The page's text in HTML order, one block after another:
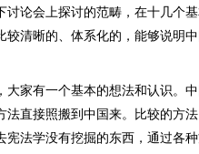
论会上探讨的范畴，在十几个
清晰的、体系化的，能够说明
家有一个基本的想法和认识。
直接照搬到中国来。比较的方
法学没有挖掘的东西，通过各